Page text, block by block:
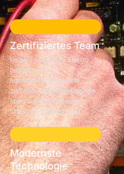
Zertifiziertes Team
Unser Team bei Hi Elektro
besteht aus
hochqualifizierten und
zertifizierten Elektrikern, die
stets auf dem neuesten
Stand der Technik sind.
Modernste
Technologie